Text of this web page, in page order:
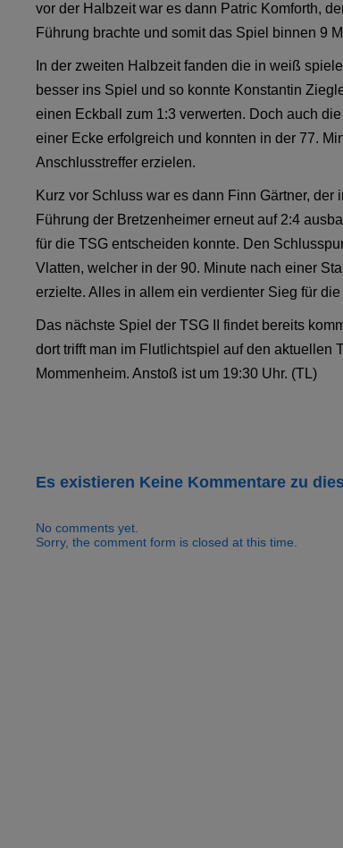
vor der Halbzeit war es dann Patric Komforth,
Führung brachte und somit das Spiel binnen 9
In der zweiten Halbzeit fanden die in weiß
besser ins Spiel und so konnte Konstantin
einen Eckball zum 1:3 verwerten. Doch auch
einer Ecke erfolgreich und konnten in der 77.
Anschlusstreffer erzielen.
Kurz vor Schluss war es dann Finn Gärtner, der
Führung der Bretzenheimer erneut auf 2:4
für die TSG entscheiden konnte. Den
Vlatten, welcher in der 90. Minute nach einer
erzielte. Alles in allem ein verdienter Sieg für die
Das nächste Spiel der TSG II findet bereits
dort trifft man im Flutlichtspiel auf den aktuellen
Mommenheim. Anstoß ist um 19:30 Uhr. (TL)
Es existieren Keine Kommentare zu
No comments yet.
Sorry, the comment form is closed at this time.